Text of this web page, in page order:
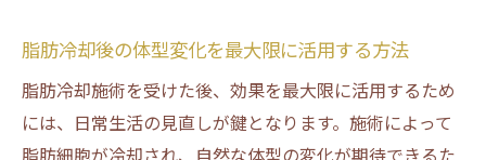
脂肪冷却後の体型変化を最大限に活用する方法
脂肪冷却施術を受けた後、効果を最大限に活用するため
には、日常生活の見直しが鍵となります。施術によって
脂肪細胞が冷却され、自然な体型の変化が期待できるた